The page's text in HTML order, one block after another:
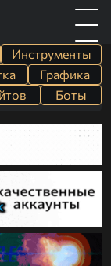
Инструменты
Графика
Боты